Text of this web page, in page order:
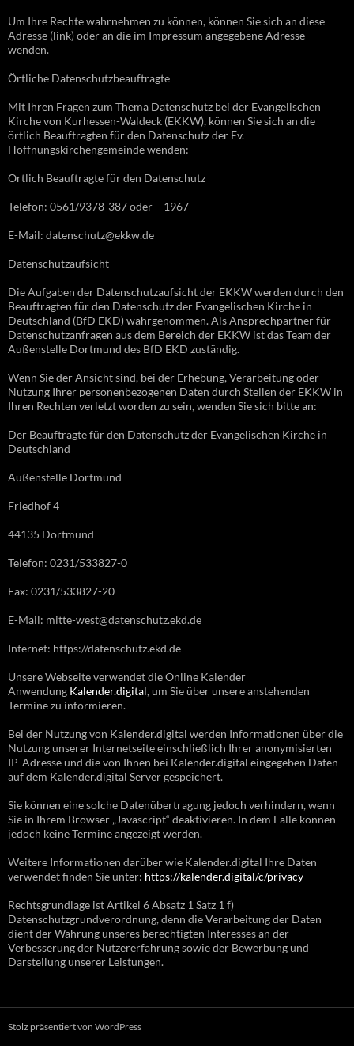
Um Ihre Rechte wahrnehmen zu können, können Sie sich an diese
Adresse (link) oder an die im Impressum angegebene Adresse
wenden.
Örtliche Datenschutzbeauftragte
Mit Ihren Fragen zum Thema Datenschutz bei der Evangelischen
Kirche von Kurhessen-Waldeck (EKKW), können Sie sich an die
örtlich Beauftragten für den Datenschutz der Ev.
Hoffnungskirchengemeinde wenden:
Örtlich Beauftragte für den Datenschutz
Telefon: 0561/9378-387 oder – 1967
E-Mail: datenschutz@ekkw.de
Datenschutzaufsicht
Die Aufgaben der Datenschutzaufsicht der EKKW werden durch den
Beauftragten für den Datenschutz der Evangelischen Kirche in
Deutschland (BfD EKD) wahrgenommen. Als Ansprechpartner für
Datenschutzanfragen aus dem Bereich der EKKW ist das Team der
Außenstelle Dortmund des BfD EKD zuständig.
Wenn Sie der Ansicht sind, bei der Erhebung, Verarbeitung oder
Nutzung Ihrer personenbezogenen Daten durch Stellen der EKKW in
Ihren Rechten verletzt worden zu sein, wenden Sie sich bitte an:
Der Beauftragte für den Datenschutz der Evangelischen Kirche in
Deutschland
Außenstelle Dortmund
Friedhof 4
44135 Dortmund
Telefon: 0231/533827-0
Fax: 0231/533827-20
E-Mail: mitte-west@datenschutz.ekd.de
Internet: https://datenschutz.ekd.de
Unsere Webseite verwendet die Online Kalender
Anwendung Kalender.digital, um Sie über unsere anstehenden
Termine zu informieren.
Bei der Nutzung von Kalender.digital werden Informationen über die
Nutzung unserer Internetseite einschließlich Ihrer anonymisierten
IP-Adresse und die von Ihnen bei Kalender.digital eingegeben Daten
auf dem Kalender.digital Server gespeichert.
Sie können eine solche Datenübertragung jedoch verhindern, wenn
Sie in Ihrem Browser „Javascript“ deaktivieren. In dem Falle können
jedoch keine Termine angezeigt werden.
Weitere Informationen darüber wie Kalender.digital Ihre Daten
verwendet finden Sie unter: https://kalender.digital/c/privacy
Rechtsgrundlage ist Artikel 6 Absatz 1 Satz 1 f)
Datenschutzgrundverordnung, denn die Verarbeitung der Daten
dient der Wahrung unseres berechtigten Interesses an der
Verbesserung der Nutzererfahrung sowie der Bewerbung und
Darstellung unserer Leistungen.
Stolz präsentiert von WordPress